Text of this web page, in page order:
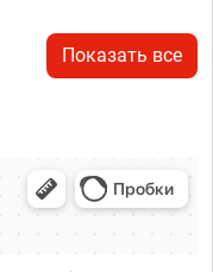
Показать все